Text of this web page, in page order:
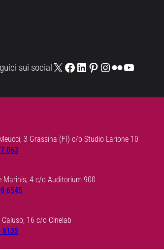
sui socialX Facebook
LinkedIn
Pinterest
Instagram
FlickrYouTube
3 Grassina (FI) c/o Studio Larione 10
063
Marinis, 4 c/o Auditorium 900
6545
16 c/o Cinelab
6135